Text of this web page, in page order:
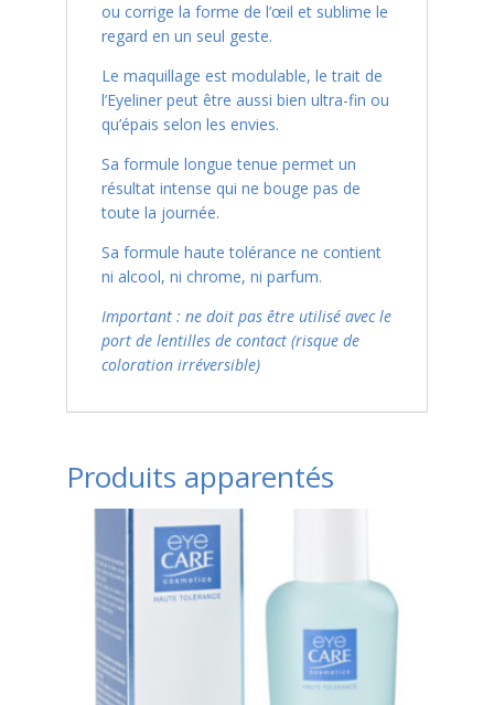
ou corrige la forme de l’œil et sublime le
regard en un seul geste.
Le maquillage est modulable, le trait de
l’Eyeliner peut être aussi bien ultra-fin ou
qu’épais selon les envies.
Sa formule longue tenue permet un
résultat intense qui ne bouge pas de
toute la journée.
Sa formule haute tolérance ne contient
ni alcool, ni chrome, ni parfum.
Important : ne doit pas être utilisé avec le
port de lentilles de contact (risque de
coloration irréversible)
Produits apparentés